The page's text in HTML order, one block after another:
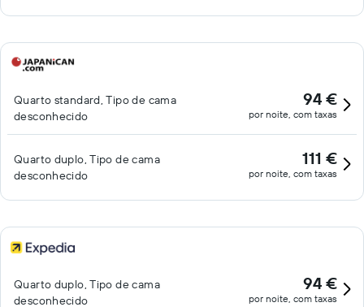
Quarto standard, Tipo de cama
desconhecido
94 €
por noite, com taxas
Quarto duplo, Tipo de cama
desconhecido
111 €
por noite, com taxas
Quarto duplo, Tipo de cama
desconhecido
94 €
por noite, com taxas